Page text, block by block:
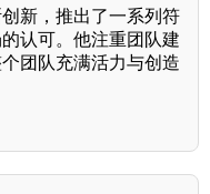
新，推出了一系列符
认可。他注重团队建
团队充满活力与创造